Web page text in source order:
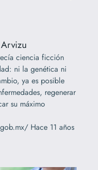
ciencia ficción
ni la genética ni
ya es posible
regenerar
su máximo
Hace 11 años